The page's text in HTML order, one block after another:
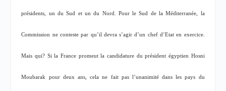
présidents, un du Sud et un du Nord. Pour le Sud de la Méditerranée, la
Commission ne conteste par qu’il devra s’agir d’un chef d’Etat en exercice.
Mais qui? Si la France promeut la candidature du président égyptien Hosni
Moubarak pour deux ans, cela ne fait pas l’unanimité dans les pays du